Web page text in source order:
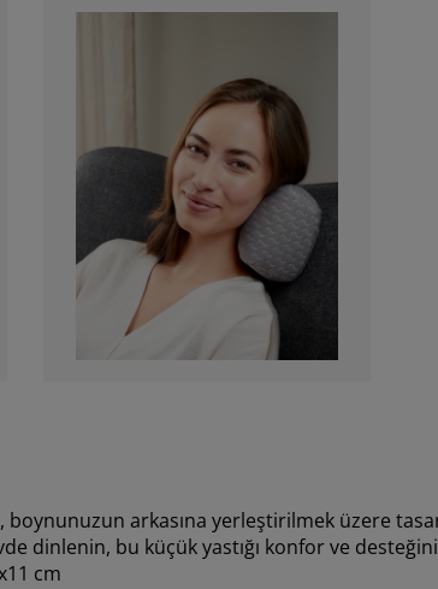
boynunuzun arkasına yerleştirilmek üzere
dinlenin, bu küçük yastığı konfor ve
cm